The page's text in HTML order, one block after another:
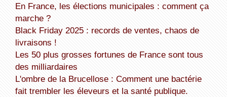
En France, les élections municipales : comment ça
marche ?
Black Friday 2025 : records de ventes, chaos de
livraisons !
Les 50 plus grosses fortunes de France sont tous
des milliardaires
L'ombre de la Brucellose : Comment une bactérie
fait trembler les éleveurs et la santé publique.